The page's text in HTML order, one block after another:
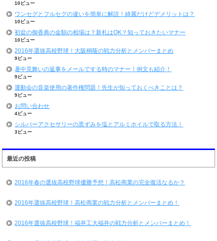
10ビュー
ワンセグとフルセグの違いを簡単に解説！綺麗だけどデメリットは？
10ビュー
初盆の御香典の金額の相場は？新札はOK？知っておきたいマナー
10ビュー
2016年選抜高校野球！大阪桐蔭の戦力分析とメンバーまとめ
9ビュー
暑中見舞いの返事をメールでする時のマナー！例文も紹介！
9ビュー
運動会の音楽使用の著作権問題！先生が知っておくべきことは？
9ビュー
お問い合わせ
4ビュー
シルバーアクセサリーの黒ずみを塩とアルミホイルで取る方法！
3ビュー
最近の投稿
2016年春の選抜高校野球優勝予想！高松商業の完全復活なるか？
2016年選抜高校野球！高松商業の戦力分析とメンバーまとめ！
2016年選抜高校野球！福井工大福井の戦力分析とメンバーまとめ！